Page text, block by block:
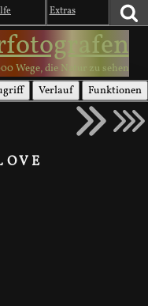
Extras
Wege, die Natur zu sehen
Verlauf Funktionen
V E